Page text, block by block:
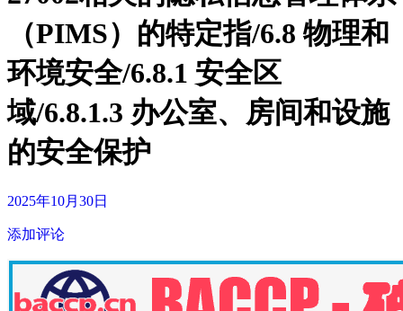
（PIMS）的特定指/6.8 物理和
环境安全/6.8.1 安全区
域/6.8.1.3 办公室、房间和设施
的安全保护
2025年10月30日
添加评论